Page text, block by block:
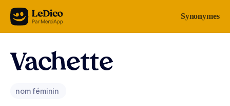
Aller au contenu Synonymes
Vachette
nom féminin